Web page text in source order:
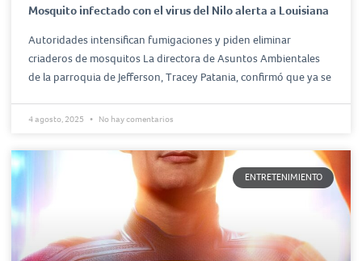
Mosquito infectado con el virus del Nilo alerta a Louisiana
Autoridades intensifican fumigaciones y piden eliminar
criaderos de mosquitos La directora de Asuntos Ambientales
de la parroquia de Jefferson, Tracey Patania, confirmó que ya se
4 agosto, 2025 No hay comentarios
ENTRETENIMIENTO